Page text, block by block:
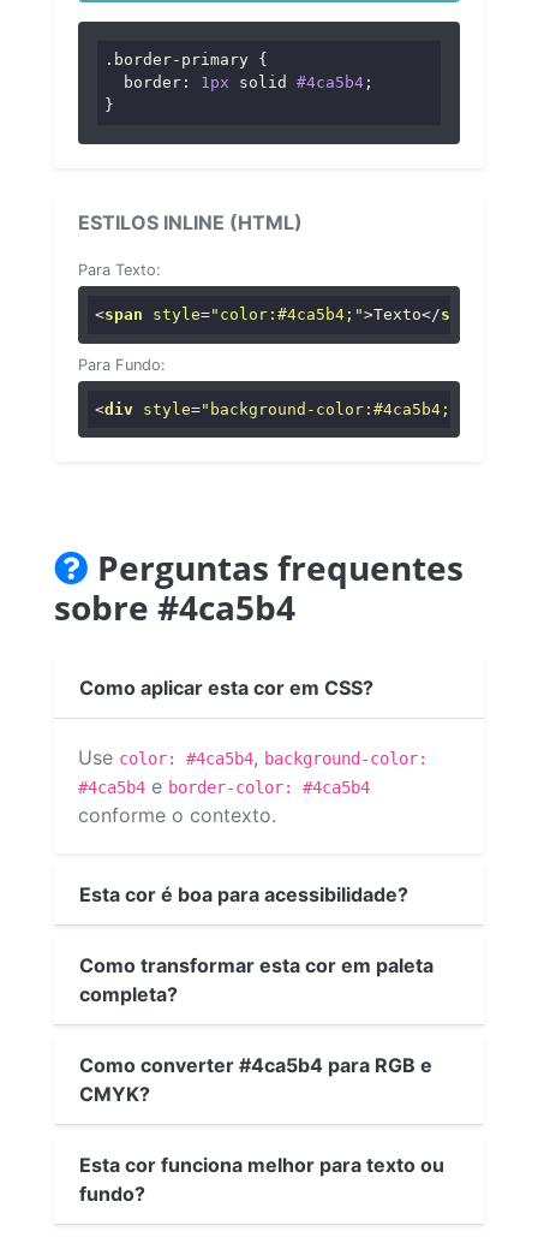
.border-primary {
border : 1px solid #4ca5b4 ;
}
ESTILOS INLINE (HTML)
Para Texto:
<span style="color:#4ca5b4;">Texto</span
Para Fundo:
<div style="background-color:#4ca5b4;"
Perguntas frequentes
sobre #4ca5b4
Como aplicar esta cor em CSS?
Use color: #4ca5b4, background-color:
#4ca5b4 e border-color: #4ca5b4
conforme o contexto.
Esta cor é boa para acessibilidade?
Como transformar esta cor em paleta
completa?
Como converter #4ca5b4 para RGB e
CMYK?
Esta cor funciona melhor para texto ou
fundo?